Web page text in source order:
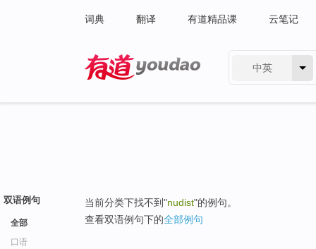
词典 翻译 有道精品课 云笔记
中英
双语例句
全部
口语
当前分类下找不到"nudist"的例句。
查看双语例句下的全部例句